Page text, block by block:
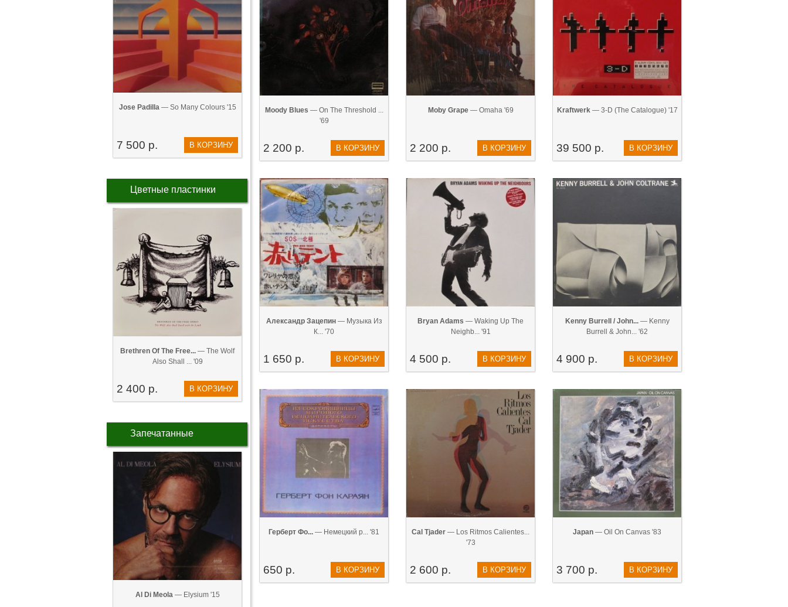
Jose Padilla— So Many Colours '15
7 500 р. В КОРЗИНУ
Цветные пластинки
Brethren Of The Free... — The Wolf
Also Shall ... '09
2 400 р. В КОРЗИНУ
Запечатанные
Al Di Meola— Elysium '15
Moody Blues — ‎On The Threshold ...
'69
2 200 р. В КОРЗИНУ
Moby Grape— Omaha '69
2 200 р. В КОРЗИНУ
Kraftwerk— 3-D (The Catalogue) '17
39 500 р. В КОРЗИНУ
Александр Зацепин— Музыка Из
К... '70
1 650 р. В КОРЗИНУ
Bryan Adams — Waking Up The
Neighb... '91
4 500 р. В КОРЗИНУ
Kenny Burrell / John...— Kenny
Burrell & John... '62
4 900 р. В КОРЗИНУ
Герберт Фо... — Немецкий р... '81
650 р. В КОРЗИНУ
Cal Tjader — Los Ritmos Calientes...
'73
2 600 р. В КОРЗИНУ
Japan — Oil On Canvas '83
3 700 р. В КОРЗИНУ